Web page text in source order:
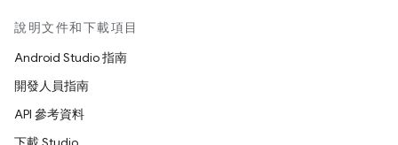
說明文件和下載項目
Android Studio 指南
開發人員指南
API 參考資料